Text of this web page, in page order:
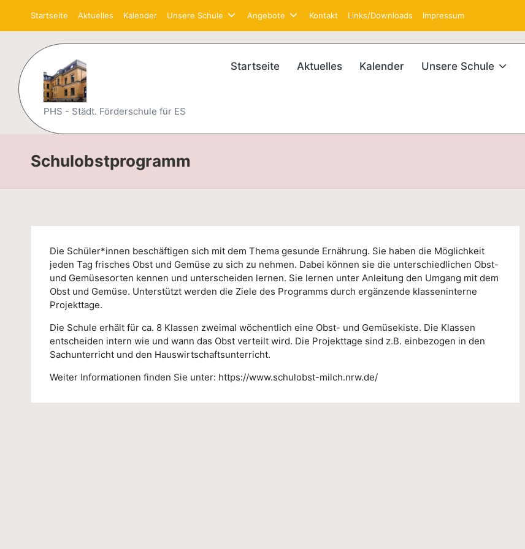
Skip
content
Startseite Aktuelles Kalender Unsere Schule Angebote Kontakt Links/Downloads Impressum
P
et
er
-
H
är
tli
n
g
-
S
c
PHS - Städt. Förderschule für ES
Startseite Aktuelles Kalender Unsere Schule
Schulobstprogramm
Die Schüler*innen beschäftigen sich mit dem Thema gesunde Ernährung. Sie haben die Möglichkeit
jeden Tag frisches Obst und Gemüse zu sich zu nehmen. Dabei können sie die unterschiedlichen Obst-
und Gemüsesorten kennen und unterscheiden lernen. Sie lernen unter Anleitung den Umgang mit dem
Obst und Gemüse. Unterstützt werden die Ziele des Programms durch ergänzende klasseninterne
Projekttage.
Die Schule erhält für ca. 8 Klassen zweimal wöchentlich eine Obst- und Gemüsekiste. Die Klassen
entscheiden intern wie und wann das Obst verteilt wird. Die Projekttage sind z.B. einbezogen in den
Sachunterricht und den Hauswirtschaftsunterricht.
Weiter Informationen finden Sie unter: https://www.schulobst-milch.nrw.de/